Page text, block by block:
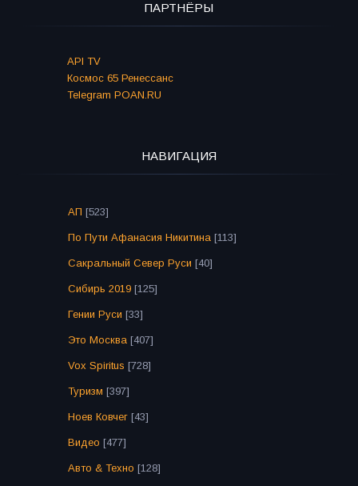
ПАРТНЁРЫ
API TV
Космос 65 Ренессанс
Telegram POAN.RU
НАВИГАЦИЯ
АП [523]
По Пути Афанасия Никитина [113]
Сакральный Север Руси [40]
Сибирь 2019 [125]
Гении Руси [33]
Это Москва [407]
Vox Spiritus [728]
Туризм [397]
Ноев Ковчег [43]
Видео [477]
Авто & Техно [128]